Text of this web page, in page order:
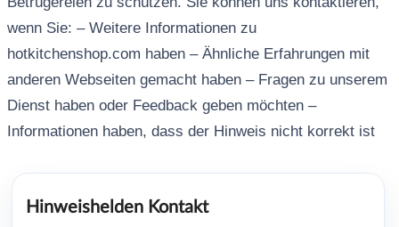
wenn Sie: – Weitere Informationen zu
hotkitchenshop.com haben – Ähnliche Erfahrungen mit
anderen Webseiten gemacht haben – Fragen zu unserem
Dienst haben oder Feedback geben möchten –
Informationen haben, dass der Hinweis nicht korrekt ist
Hinweishelden Kontakt